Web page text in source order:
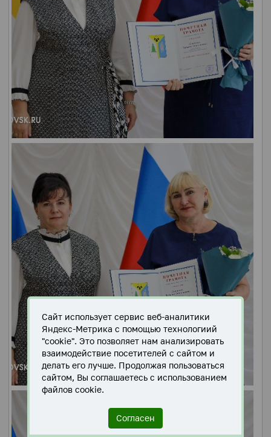
Сайт использует сервис веб-аналитики
Яндекс-Метрика с помощью технологиий
"cookie". Это позволяет нам анализировать
взаимодействие посетителей с сайтом и
делать его лучше. Продолжая пользоваться
сайтом, Вы соглашаетесь с использованием
файлов cookie.
Согласен